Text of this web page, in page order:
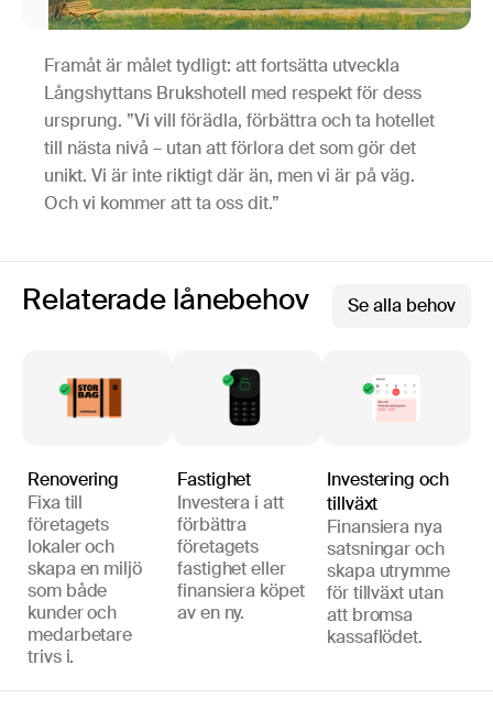
Framåt är målet tydligt: att fortsätta utveckla
Långshyttans Brukshotell med respekt för dess
ursprung. ”Vi vill förädla, förbättra och ta hotellet
till nästa nivå – utan att förlora det som gör det
unikt. Vi är inte riktigt där än, men vi är på väg.
Och vi kommer att ta oss dit.”
Relaterade lånebehov Se alla behov
Renovering
Fixa till
företagets
lokaler och
skapa en miljö
som både
kunder och
medarbetare
trivs i.
Fastighet
Investera i att
förbättra
företagets
fastighet eller
finansiera köpet
av en ny.
Investering och
tillväxt
Finansiera nya
satsningar och
skapa utrymme
för tillväxt utan
att bromsa
kassaflödet.